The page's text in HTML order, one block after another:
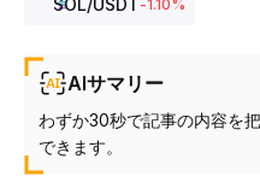
SOL/USDT-1.10%
AIサマリー
わずか30秒で記事の内容を
できます。